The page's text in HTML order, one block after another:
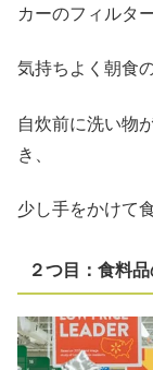
カーのフィルタ
気持ちよく朝食
自炊前に洗い物
き、
少し手をかけて
２つ目：食料